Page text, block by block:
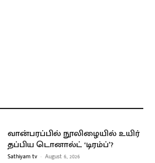
வான்பரப்பில் நூலிழையில் உயிர்
தப்பிய டொனால்ட் ‘டிரம்ப்’?
Sathiyam tv - August 6, 2026